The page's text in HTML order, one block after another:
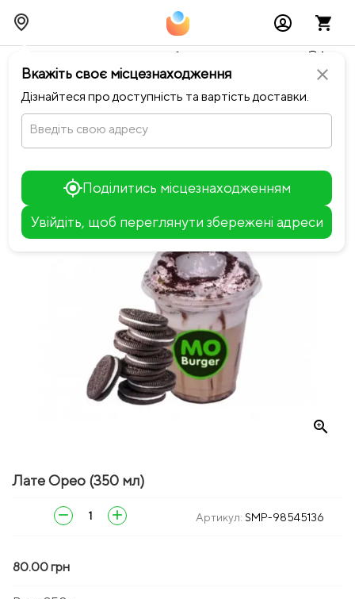
close
Вкажіть своє місцезнаходження
Дізнайтеся про доступність та вартість доставки.
Введіть свою адресу
Поділитись місцезнаходженням
Увійдіть, щоб переглянути збережені адреси
Тимчасово можливі перебої із онлайн оплатами🥺🔧
chevron_leftПовернутися до Сімейна піца
zoom_in
Лате Орео (350 мл)
remove add Артикул: SMP-98545136
80.00 грн